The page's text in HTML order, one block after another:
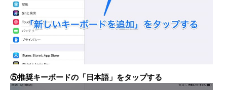
⑤推奨キーボードの「日本語」をタップする